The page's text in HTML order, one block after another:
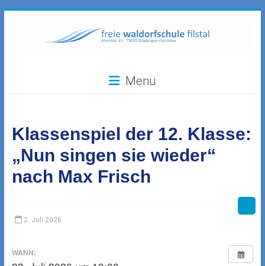
Waldorfschule
73035
Göppingen-
Faurndau,
Ahornstr.
Menü
Klassenspiel der 12. Klasse:
„Nun singen sie wieder“
nach Max Frisch
2. Juli 2026
WANN: